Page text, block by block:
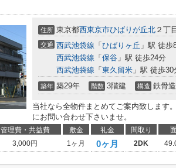
住所 東京都西東京市ひばりが丘北 ２丁
交通 西武池袋線 「 ひばりヶ丘 」駅 徒歩
西武池袋線 「 保谷 」駅 徒歩24分
西武池袋線 「 東久留米 」駅 徒歩30
築年 築29年 階数 3階建 構造 鉄骨造
当社なら全物件まとめてご案内致します
にお問い合わせ下さいませ。
管理費・共益費 敷金 礼金 間取り
3,000円 1ヶ月 0ヶ月 2DK